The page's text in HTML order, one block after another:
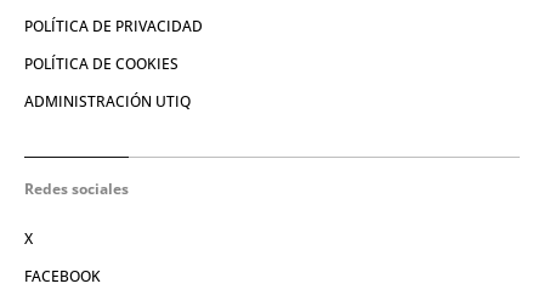
POLÍTICA DE PRIVACIDAD
POLÍTICA DE COOKIES
ADMINISTRACIÓN UTIQ
Redes sociales
X
FACEBOOK